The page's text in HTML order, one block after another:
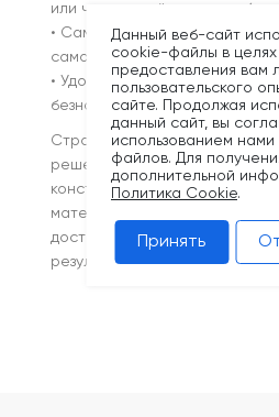
или через надёжные службы.
• Самовывоз со склада.
самостоятельно в удобное
• Удобная оплата. Наличные,
безналичный расчёт для
Строительная сетка от
решение для армирования,
конструкций. Мы предлагаем
материалы, стабильное
доставку. Купите сетку в
результата и поддержкой на
Данный веб-сайт
cookie-файлы в целях
предоставления вам
пользовательского
сайте. Продолжая
данный сайт, вы
использованием
файлов. Для
дополнительной
Политика Cookie.
Принять